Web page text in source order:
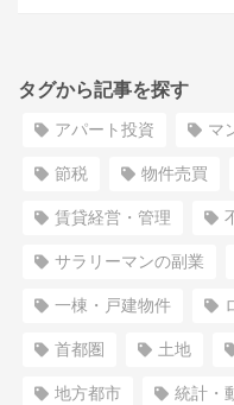
タグから記事を探す
アパート投資 マ
節税 物件売買
賃貸経営・管理
サラリーマンの副業
一棟・戸建物件
首都圏 土地
地方都市 統計・